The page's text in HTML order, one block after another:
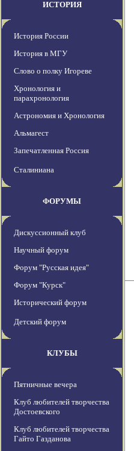
ИСТОРИЯ
История России
История в МГУ
Слово о полку Игореве
Хронология и
парахронология
Астрономия и Хронология
Альмагест
Запечатленная Россия
Сталиниана
ФОРУМЫ
Дискуссионный клуб
Научный форум
Форум "Русская идея"
Форум "Курск"
Исторический форум
Детский форум
КЛУБЫ
Пятничные вечера
Клуб любителей творчества
Достоевского
Клуб любителей творчества
Гайто Газданова